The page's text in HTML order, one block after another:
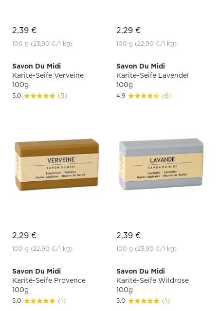
2,39 €
100 g (23,90 €/1 kg)
2,29 €
100 g (22,90 €/1 kg)
Savon Du Midi
Karité-Seife Verveine
100g
5.0 (5)
2,29 €
100 g (22,90 €/1 kg)
Savon Du Midi
Karité-Seife Lavendel
100g
4.9 (6)
2,39 €
100 g (23,90 €/1 kg)
Savon Du Midi
Karité-Seife Provence
100g
5.0 (1)
Savon Du Midi
Karité-Seife Wildrose
100g
5.0 (1)